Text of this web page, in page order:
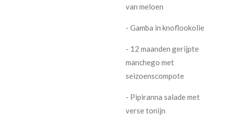
van meloen
- Gamba in knoflookolie
- 12 maanden gerijpte
manchego met
seizoenscompote
- Pipiranna salade met
verse tonijn